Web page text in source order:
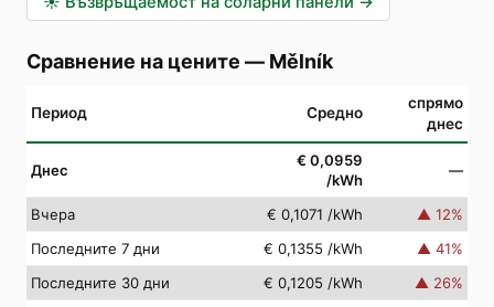
Сравнение на цените — Mělník
Период Средно
спрямо
днес
Днес
€ 0,0959
/kWh
—
Вчера € 0,1071 /kWh ▲ 12%
Последните 7 дни
€ 0,1355 /kWh ▲ 41%
Последните 30 дни
€ 0,1205 /kWh ▲ 26%